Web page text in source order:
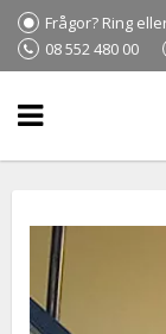
Frågor? Ring
08 552 480 00